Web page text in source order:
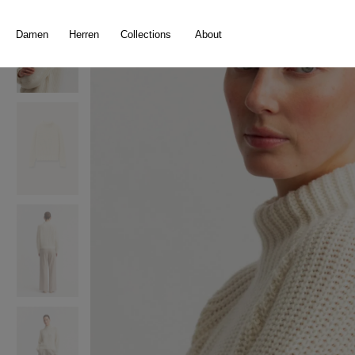
Damen Herren Collections About